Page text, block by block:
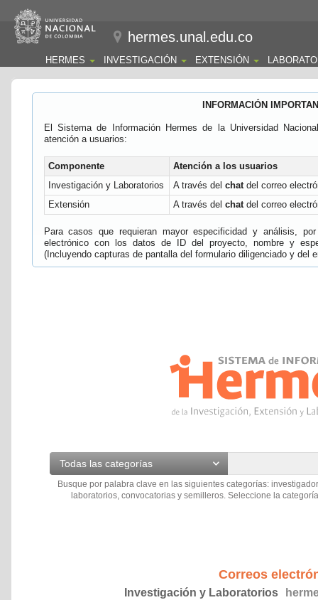
hermes.unal.edu.co
HERMES INVESTIGACIÓN EXTENSIÓN
INFORMACIÓN
El Sistema de Información Hermes de la Universidad
atención a usuarios:
Componente
Atención a los usuarios
Investigación y Laboratorios
A través del chatdel correo
Extensión
A través del chatdel correo
Para casos que requieran mayor especificidad y análisis,
electrónico con los datos de ID del proyecto, nombre y
(Incluyendo capturas de pantalla del formulario diligenciado y del
Todas las categorías
Busque por palabra clave en las siguientes categorías:
laboratorios, convocatorias y semilleros. Seleccione la
Correos
Investigación y Laboratorios